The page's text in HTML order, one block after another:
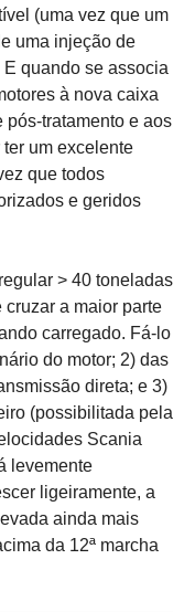
(uma vez que um
uma injeção de
quando se associa
à nova caixa
tratamento e aos
um excelente
que todos
e geridos
> 40 toneladas
a maior parte
carregado. Fá-lo
do motor; 2) das
direta; e 3)
(possibilitada pela
Scania
levemente
ligeiramente, a
ainda mais
da 12ª marcha